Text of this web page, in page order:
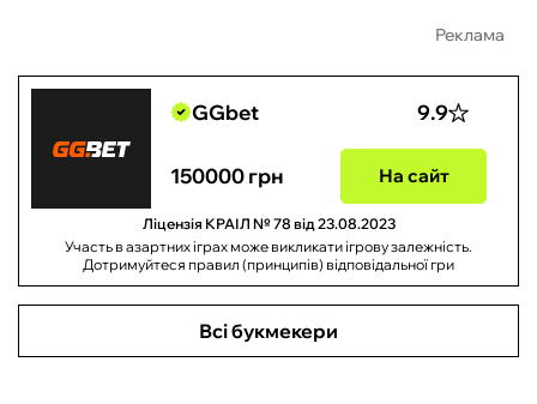
Реклама
GGbet 9.9
150000 грн На сайт
Ліцензія КРАІЛ № 78 від 23.08.2023
Участь в азартних іграх може викликати ігрову залежність.
Дотримуйтеся правил (принципів) відповідальної гри
Всі букмекери